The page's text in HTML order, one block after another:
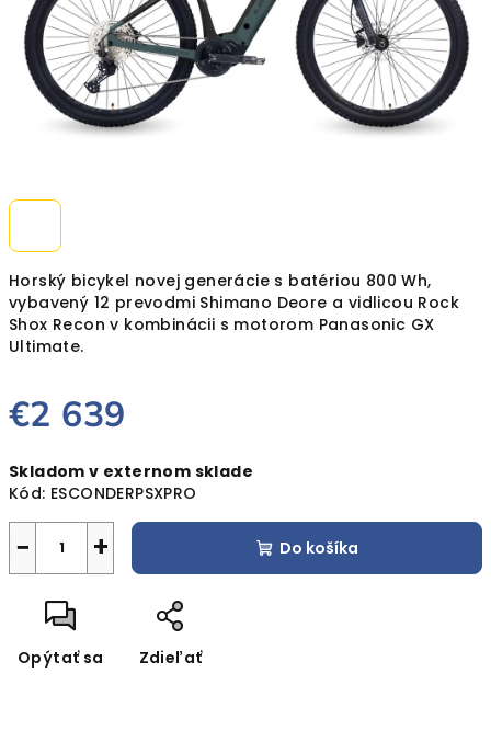
Horský bicykel novej generácie s batériou 800 Wh,
vybavený 12 prevodmi Shimano Deore a vidlicou Rock
Shox Recon v kombinácii s motorom Panasonic GX
Ultimate.
€2 639
cena:
Skladom v externom sklade
Kód: ESCONDERPSXPRO
+
− Do košíka
Opýtať sa Zdieľať